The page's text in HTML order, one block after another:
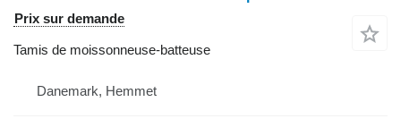
Prix sur demande
Tamis de moissonneuse-batteuse
Danemark, Hemmet